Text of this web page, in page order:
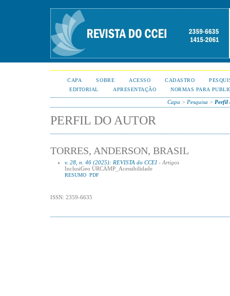
CAPA SOBRE ACESSO CADASTRO
EDITORIAL
APRESENTAÇÃO NORMAS PARA
Capa > Pesquisa > Perfil
PERFIL DO AUTOR
TORRES, ANDERSON, BRASIL
v. 28, n. 46 (2025): REVISTA do CCEI - Artigos
InclusiGeo URCAMP_Acessibilidade
RESUMO PDF
ISSN: 2359-6635